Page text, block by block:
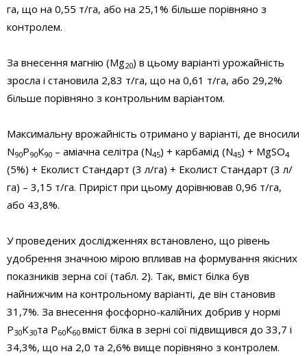
га, що на 0,55 т/га, або на 25,1% більше порівняно з
контролем.
За внесення магнію (Mg20) в цьому варіанті урожайність
зросла і становила 2,83 т/га, що на 0,61 т/га, або 29,2%
більше порівняно з конт­рольним варіантом.
Максимальну врожайність от­римано у варіанті, де вносили
N90Р90К90 – аміачна селітра (N45) + карбамід (N45) + MgSO4
(5%) + Еколист Стандарт (3 л/га) + Еколист Стандарт (3 л/
га) – 3,15 т/га. Приріст при цьому дорівнював 0,96 т/га,
або 43,8%.
У проведених дослідженнях встановлено, що рівень
удобрення значною мірою впливав на формування якісних
показників зерна сої (табл. 2). Так, вміст білка був
найнижчим на контрольному варіанті, де він становив
31,7%. За внесення фосфорно-калійних добрив у нормі
P30K30та Р60К60 вміст білка в зерні сої підвищився до 33,7 і
34,3%, що на 2,0 та 2,6% вище порівняно з контролем.